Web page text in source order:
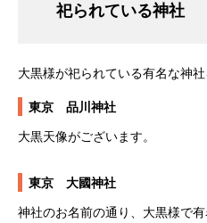
祀られている神社
大黒様が祀られている有名な神社
東京 品川神社
大黒天像がございます。
東京 大國神社
神社のお名前の通り、大黒様で有